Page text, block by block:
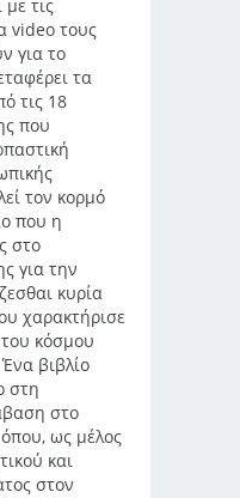
με τις
video τους
για το
τα
τις 18
που
τον κορμό
που η
στο
για την
κυρία
χαρακτήρισε
του κόσμου
βιβλίο
στη
στο
ως μέλος
και
στον